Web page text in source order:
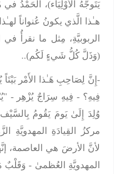
يَتَوجَّهُ الأَوْلِيَاء)، الحَمْدُ في
هـٰذا الَّذي يكونُ عُنواناً
الربوبيَّةِ، مِثل ما نقرأُ في
(وَذَلَّ كُلُّ شَيءٍ لَكُم)..
-إِنَّ لِصَاحِبِ هَـٰذا الأَمْر بَيْتَاً
فِيهِ؟ -فِيهِ سِرَاجٌ يُزْهِر-
وُلِدَ إِلَىٰ يَومَ يَقُومُ بِالسَّيْف
مركزُ القِيادَةِ المهدويَّةِ
لأنَّ الأرضَ هي العاصمة،
المهدويَّةِ العُظمىٰ- وَقَلْبٌ